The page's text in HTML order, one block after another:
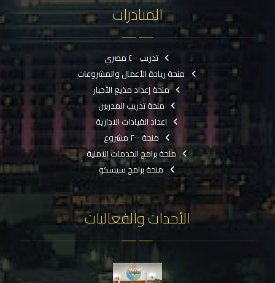
المبادرات
تدريب ٤٠٠٠ مصري
منحة ريادة الأعمال والمشروعات
منحة إعداد مذيع الأخبار
منحة تدريب المدربين
اعداد القيادات الادارية
منحة ٢٠٠٠ مشروع
منحة برامج الخدمات الامنية
منحة برامج سيسكو
الأحداث والفعاليات